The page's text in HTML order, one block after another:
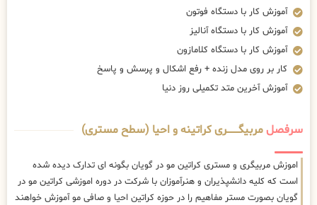
آموزش کار با دستگاه فوتون
آموزش کار با دستگاه آنالیز
آموزش کار با دستگاه کلامازون
کار بر روی مدل زنده + رفع اشکال و پرسش و پاسخ
آموزش آخرین متد تکمیلی روز دنیا
سرفصلمربیگــــــــری کراتینه و احیا (سطح مستری)
اموزش مربیگری و مستری کراتین مو در گویان بگونه ای تدارک دیده شده
است که کلیه دانشپذیران و هنرآموزان با شرکت در دوره اموزشی کراتین مو در
گویان بصورت مستر مفاهیم را در حوزه کراتین احیا و صافی مو آموزش خواهند